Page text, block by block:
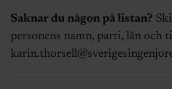
Saknar du någon på listan?
personens namn, parti, län och